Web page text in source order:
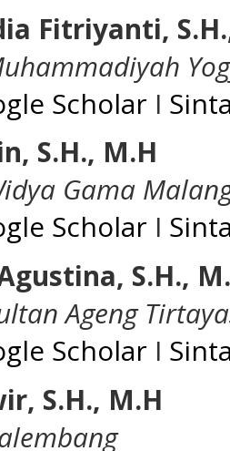
Fitriyanti,
Scholar I
S.H., M.H
Gama
Scholar I
S.H.,
Ageng
Scholar I
S.H., M.H